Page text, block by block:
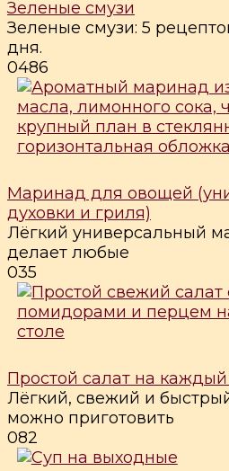
Зеленые смузи
Зеленые смузи: 5
дня.
0486
Маринад для овощей
духовки и гриля)
Лёгкий универсальный
делает любые
035
Простой салат на
Лёгкий, свежий и
можно приготовить
082